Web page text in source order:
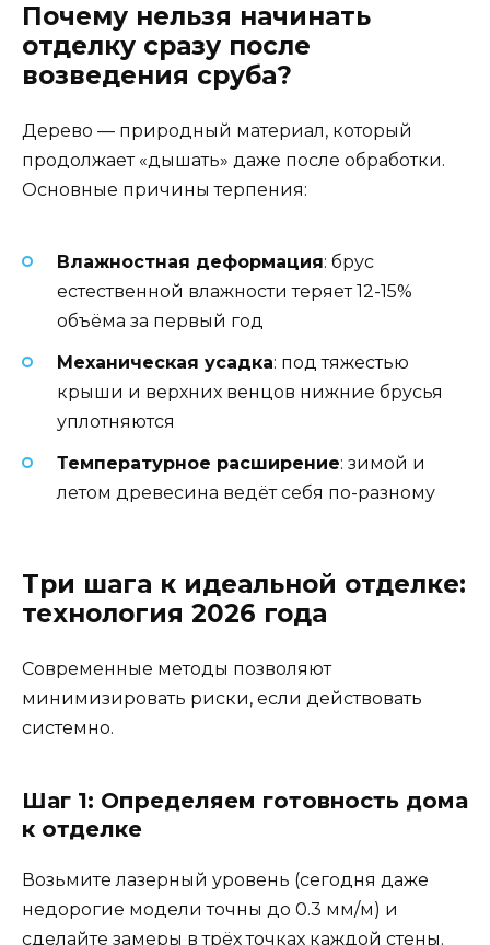
Почему нельзя начинать
отделку сразу после
возведения сруба?
Дерево — природный материал, который
продолжает «дышать» даже после обработки.
Основные причины терпения:
Влажностная деформация: брус
естественной влажности теряет 12-15%
объёма за первый год
Механическая усадка: под тяжестью
крыши и верхних венцов нижние брусья
уплотняются
Температурное расширение: зимой и
летом древесина ведёт себя по-разному
Три шага к идеальной отделке:
технология 2026 года
Современные методы позволяют
минимизировать риски, если действовать
системно.
Шаг 1: Определяем готовность дома
к отделке
Возьмите лазерный уровень (сегодня даже
недорогие модели точны до 0.3 мм/м) и
сделайте замеры в трёх точках каждой стены.